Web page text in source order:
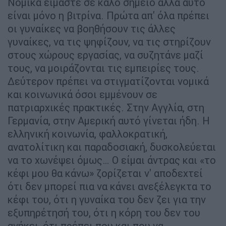
είναι μόνο η βιτρίνα. Πρώτα απ' όλα πρέπει
οι γυναίκες να βοηθήσουν τις άλλες
γυναίκες, να τις ψηφίζουν, να τις στηρίζουν
στους χώρους εργασίας, να συζητάνε μαζί
τους, να μοιράζονται τις εμπειρίες τους.
Δεύτερον πρέπει να στιγματίζονται νομικά
και κοινωνικά όσοι εμμένουν σε
πατριαρχικές πρακτικές. Στην Αγγλία, στη
Γερμανία, στην Αμερική αυτό γίνεται ήδη. Η
ελληνική κοινωνία, φαλλοκρατική,
ανατολίτικη και παραδοσιακή, δυσκολεύεται
να το χωνέψει όμως… Ο είμαι άντρας και «το
κέφι μου θα κάνω» ζορίζεται ν' αποδεχτεί
ότι δεν μπορεί πια να κάνει ανεξέλεγκτα το
κέφι του, ότι η γυναίκα του δεν ζει για την
εξυπηρέτησή του, ότι η κόρη του δεν του